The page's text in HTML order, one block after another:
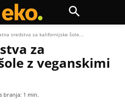
sredstva za kalifornijske šole...
za
z veganskimi
branja: 1 min.